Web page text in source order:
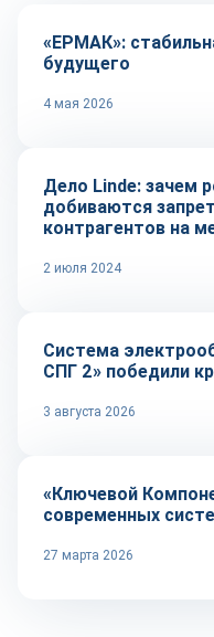
«ЕРМАК»:
будущего
4 мая 2026
Тренды
Дело Linde: зачем
добиваются
контрагентов на
2 июля 2024
Технологии
Система
СПГ 2» победили
3 августа 2026
Репортаж
«Ключевой
современных
27 марта 2026